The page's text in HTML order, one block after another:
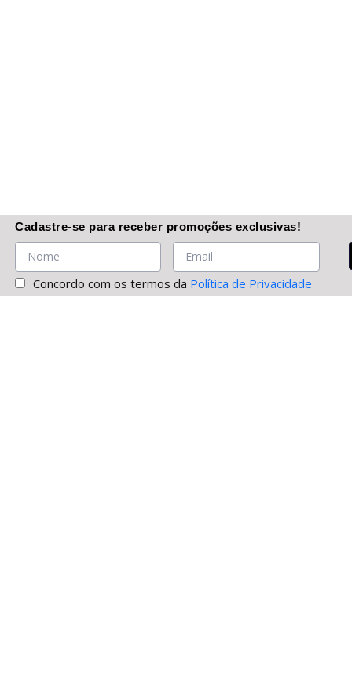
Cadastre-se para receber promoções exclusivas!
Concordo com os termos da Política de Privacidade